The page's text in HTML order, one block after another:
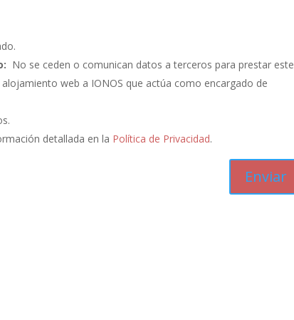
No se ceden o comunican datos a terceros para prestar este
web a IONOS que actúa como encargado de
detallada en la Política de Privacidad.